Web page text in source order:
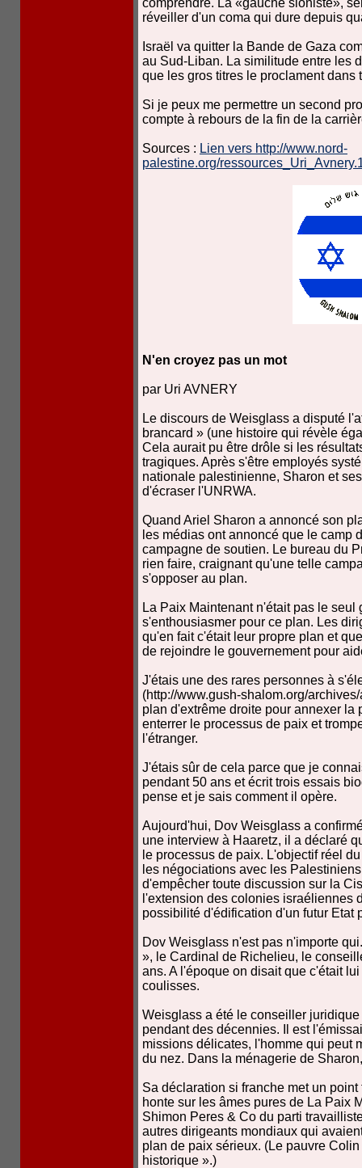
comprendre. La «gauche sioniste»,
réveiller d'un coma qui dure depuis
Israël va quitter la Bande de Gaza
au Sud-Liban. La similitude entre les
que les gros titres le proclament
Si je peux me permettre un second
compte à rebours de la fin de la
Sources : Lien vers http://www.nord-
palestine.org/
N'en croyez pas un mot
par Uri AVNERY
Le discours de Weisglass a disputé
brancard » (une histoire qui révèle
Cela aurait pu être drôle si les
tragiques. Après s'être employés
nationale palestinienne, Sharon et
d'écraser l'UNRWA.
Quand Ariel Sharon a annoncé son
les médias ont annoncé que le camp
campagne de soutien. Le bureau du
rien faire, craignant qu'une telle
s'opposer au plan.
La Paix Maintenant n'était pas le seul
s'enthousiasmer pour ce plan. Les
qu'en fait c'était leur propre plan et
de rejoindre le gouvernement pour
J'étais une des rares personnes à
(http://www.gush-shalom.org/
plan d'extrême droite pour annexer
enterrer le processus de paix et
l'étranger.
J'étais sûr de cela parce que je
pendant 50 ans et écrit trois essais
pense et je sais comment il opère.
Aujourd'hui, Dov Weisglass a
une interview à Haaretz, il a déclaré
le processus de paix. L'objectif réel
les négociations avec les
d'empêcher toute discussion sur la
l'extension des colonies israéliennes
possibilité d'édification d'un futur Etat
Dov Weisglass n'est pas n'importe
», le Cardinal de Richelieu, le
ans. A l'époque on disait que c'était
coulisses.
Weisglass a été le conseiller
pendant des décennies. Il est
missions délicates, l'homme qui peut
du nez. Dans la ménagerie de
Sa déclaration si franche met un
honte sur les âmes pures de La Paix
Shimon Peres & Co du parti
autres dirigeants mondiaux qui
plan de paix sérieux. (Le pauvre
historique ».)